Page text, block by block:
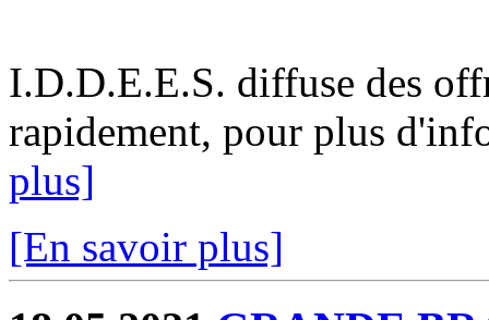
I.D.D.E.E.S. diffuse des
rapidement, pour plus
plus]
[En savoir plus]